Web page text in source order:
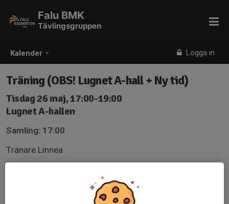
Kalender Logga in
Falu BMK
Tävlingsgruppen
Träning (OBS! Lugnet A-hall + Ny tid)
Tisdag 26 maj, 17:00-19:00
Lugnet A-hallen
Samling: 17:00
Tränare Linnea